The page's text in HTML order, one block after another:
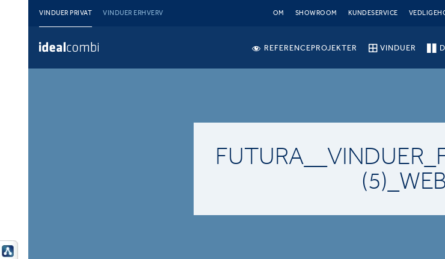
VINDUER PRIVAT VINDUER ERHVERV OM SHOWROOM KUNDESERVICE
REFERENCEPROJEKTER VINDUER
(5)_WEB